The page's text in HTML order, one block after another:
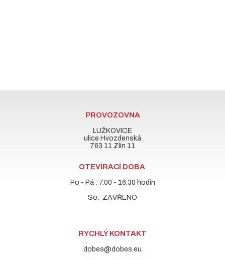
PROVOZOVNA
LUŽKOVICE
ulice Hvozdenská
763 11 Zlín 11
OTEVÍRACÍ DOBA
Po - Pá : 7.00 - 16.30 hodin
So: ZAVŘENO
RYCHLÝ KONTAKT
dobes@dobes.eu